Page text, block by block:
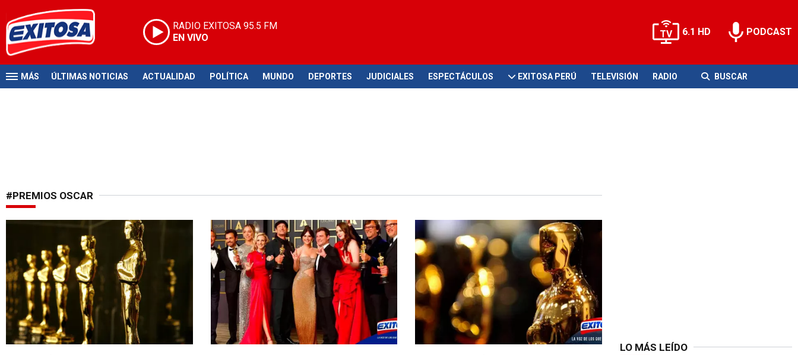
RADIO EXITOSA 95.5 FM
EN VIVO
6.1 HD PODCAST
MÁS ÚLTIMAS NOTICIAS ACTUALIDAD POLÍTICA MUNDO DEPORTES JUDICIALES ESPECTÁCULOS EXITOSA PERÚ TELEVISIÓN RADIO BUSCAR
#PREMIOS OSCAR
Previo a la fecha de entrega
LO MÁS LEÍDO